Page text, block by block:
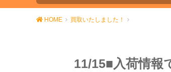
HOME 買取いたしました！
11/15■入荷情報